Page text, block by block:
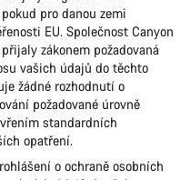
pro danou zemi
EU. Společnost Canyon
zákonem požadovaná
vašich údajů do těchto
žádné rozhodnutí o
požadované úrovně
standardních
opatření.
o ochraně osobních